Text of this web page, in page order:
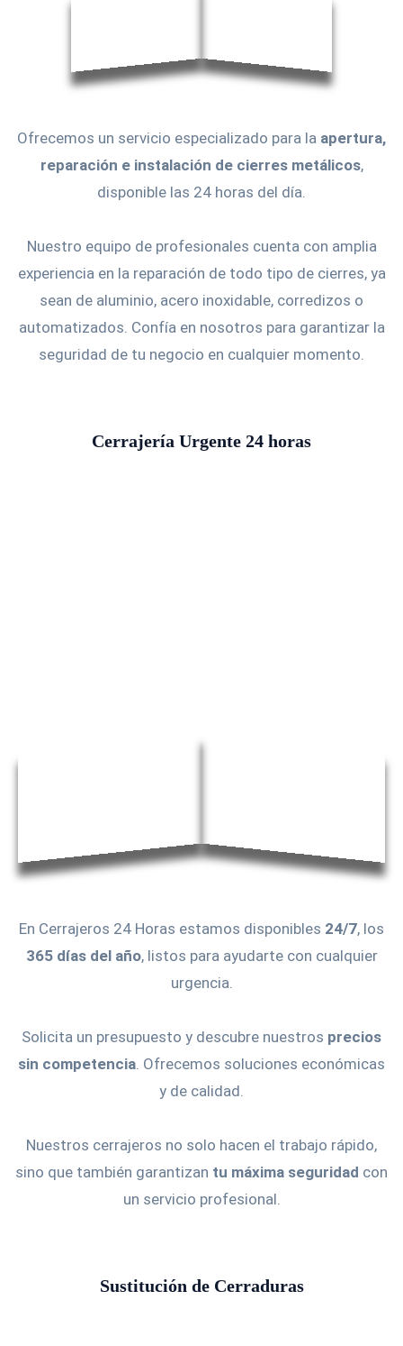
Ofrecemos un servicio especializado para la apertura,
reparación e instalación de cierres metálicos,
disponible las 24 horas del día.
Nuestro equipo de profesionales cuenta con amplia
experiencia en la reparación de todo tipo de cierres, ya
sean de aluminio, acero inoxidable, corredizos o
automatizados. Confía en nosotros para garantizar la
seguridad de tu negocio en cualquier momento.
Cerrajería Urgente 24 horas
En Cerrajeros 24 Horas estamos disponibles 24/7, los
365 días del año, listos para ayudarte con cualquier
urgencia.
Solicita un presupuesto y descubre nuestros precios
sin competencia. Ofrecemos soluciones económicas
y de calidad.
Nuestros cerrajeros no solo hacen el trabajo rápido,
sino que también garantizan tu máxima seguridad con
un servicio profesional.
Sustitución de Cerraduras